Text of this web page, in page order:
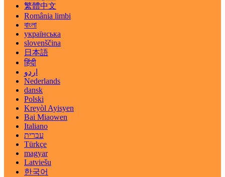
繁體中文
România limbi
বাংলা
українська
slovenščina
日本語
हिंदी
اردو
Nederlands
dansk
Polski
Kreyòl Ayisyen
Bai Miaowen
Italiano
עברית
Türkçe
magyar
Latviešu
한국어